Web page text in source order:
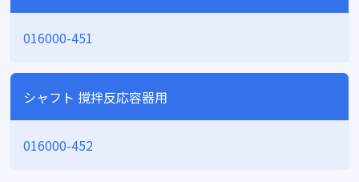
016000-451
シャフト 撹拌反応容器用
016000-452